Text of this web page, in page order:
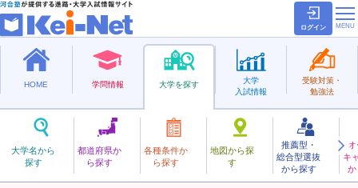
ログイン
HOME 学問情報 大学を探す
大学名から
探す
都道府県か
ら探す
各種条件か
ら探す
地図から探
す
推薦型・
総合型選抜
から探す
キ
か
大学
入試情報
受験対策・
勉強法
私立
こうべじょし
神戸女子大学 お気に入り